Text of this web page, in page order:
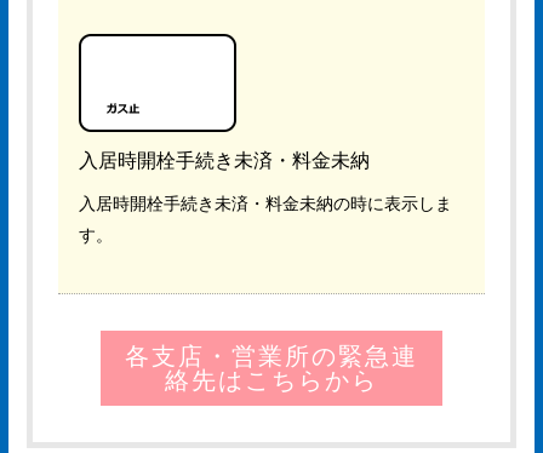
入居時開栓手続き未済・料金未納
入居時開栓手続き未済・料金未納の時に表示しま
す。
各支店・営業所の緊急連
絡先はこちらから